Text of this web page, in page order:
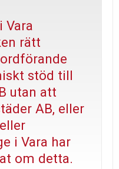
Vara
rätt
stöd till
utan att
AB, eller
i Vara har
om detta.